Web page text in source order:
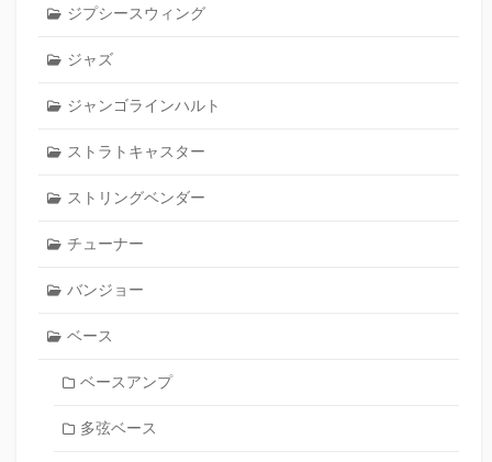
ジプシースウィング
ジャズ
ジャンゴラインハルト
ストラトキャスター
ストリングベンダー
チューナー
バンジョー
ベース
ベースアンプ
多弦ベース